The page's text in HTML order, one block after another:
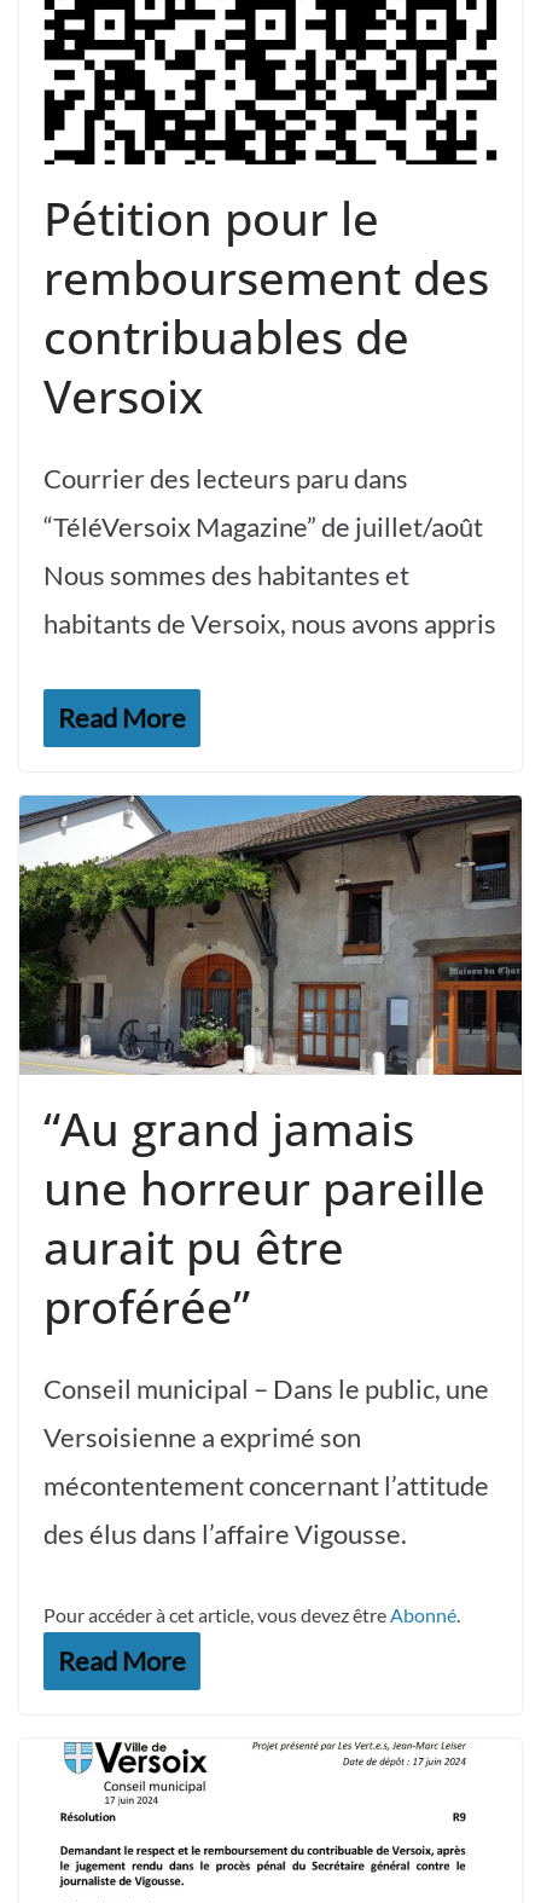
Pétition pour le
remboursement des
contribuables de
Versoix
Courrier des lecteurs paru dans
“TéléVersoix Magazine” de juillet/août
Nous sommes des habitantes et
habitants de Versoix, nous avons appris
Read More
“Au grand jamais
une horreur pareille
aurait pu être
proférée”
Conseil municipal – Dans le public, une
Versoisienne a exprimé son
mécontentement concernant l’attitude
des élus dans l’affaire Vigousse.
Pour accéder à cet article, vous devez êtreAbonné.
Read More